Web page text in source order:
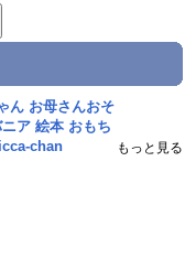
ん お母さんおそ
ア 絵本 おもち
chan
もっと見る